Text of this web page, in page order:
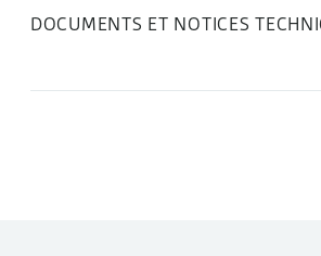
DOCUMENTS ET NOTICES